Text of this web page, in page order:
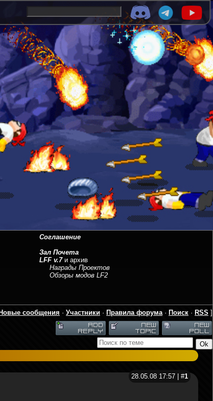
Соглашение
Зал Почета
LFF v.7и архив
Награды Проектов
Обзоры модов LF2
Новые сообщения · Участники · Правила форума· Поиск · RSS ]
28.05.08 17:57 | #1